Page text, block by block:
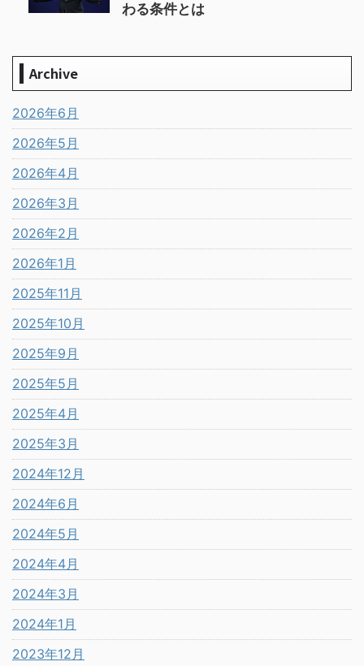
わる条件とは
Archive
2026年6月
2026年5月
2026年4月
2026年3月
2026年2月
2026年1月
2025年11月
2025年10月
2025年9月
2025年5月
2025年4月
2025年3月
2024年12月
2024年6月
2024年5月
2024年4月
2024年3月
2024年1月
2023年12月